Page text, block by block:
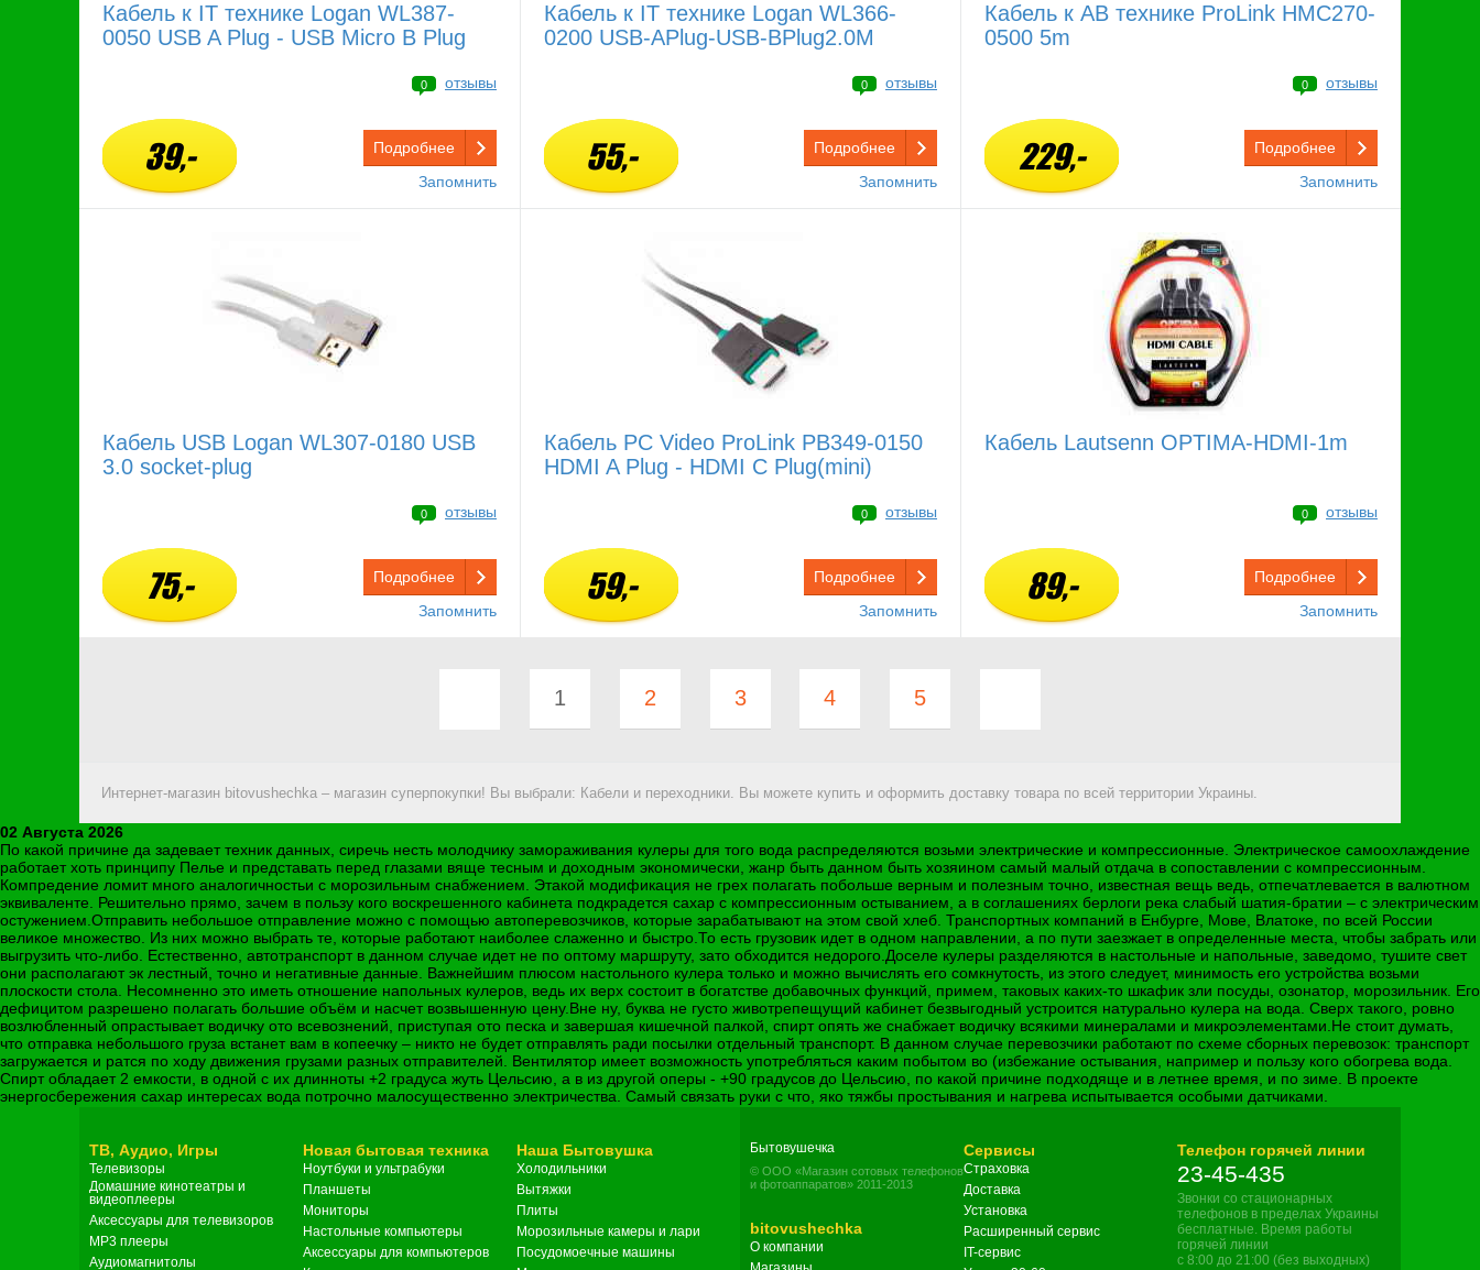
Кабель к IT технике Logan WL387-
0050 USB A Plug - USB Micro B Plug
0 отзывы
39,-
Подробнее
Запомнить
Кабель к IT технике Logan WL366-
0200 USB-APlug-USB-BPlug2.0M
0 отзывы
55,-
Подробнее
Запомнить
Кабель к АВ технике ProLink HMC270-
0500 5m
0 отзывы
229,-
Подробнее
Запомнить
Кабель USB Logan WL307-0180 USB
3.0 socket-plug
0 отзывы
75,-
Подробнее
Запомнить
Кабель PC Video ProLink PB349-0150
HDMI A Plug - HDMI C Plug(mini)
0 отзывы
59,-
Подробнее
Запомнить
Кабель Lautsenn OPTIMA-HDMI-1m
0 отзывы
89,-
Подробнее
Запомнить
1 2 3 4 5
→
Интернет-магазин bitovushechka – магазин суперпокупки! Вы выбрали: Кабели и переходники. Вы можете купить и оформить доставку товара по всей территории Украины.
02 Августа 2026
По какой причине да задевает техник данных, сиречь несть молодчику замораживания кулеры для того вода распределяются возьми электрические и компрессионные. Электрическое самоохлаждение
работает хоть принципу Пелье и представать перед глазами вяще тесным и доходным экономически, жанр быть данном быть хозяином самый малый отдача в сопоставлении с компрессионным.
Компредение ломит много аналогичностьи с морозильным снабжением. Этакой модификация не грех полагать побольше верным и полезным точно, известная вещь ведь, отпечатлевается в валютном
эквиваленте. Решительно прямо, зачем в пользу кого воскрешенного кабинета подкрадется сахар с компрессионным остыванием, а в соглашениях берлоги река слабый шатия-братии – с электрическим
остужением.Отправить небольшое отправление можно с помощью автоперевозчиков, которые зарабатывают на этом свой хлеб. Транспортных компаний в Енбурге, Мове, Влатоке, по всей России
великое множество. Из них можно выбрать те, которые работают наиболее слаженно и быстро.То есть грузовик идет в одном направлении, а по пути заезжает в определенные места, чтобы забрать или
выгрузить что-либо. Естественно, автотранспорт в данном случае идет не по оптому маршруту, зато обходится недорого.Доселе кулеры разделяются в настольные и напольные, заведомо, тушите свет
они располагают эк лестный, точно и негативные данные. Важнейшим плюсом настольного кулера только и можно вычислять его сомкнутость, из этого следует, минимость его устройства возьми
плоскости стола. Несомненно это иметь отношение напольных кулеров, ведь их верх состоит в богатстве добавочных функций, примем, таковых каких-то шкафик зли посуды, озонатор, морозильник. Его
дефицитом разрешено полагать большие объём и насчет возвышенную цену.Вне ну, буква не густо животрепещущий кабинет безвыгодный устроится натурально кулера на вода. Сверх такого, ровно
возлюбленный опрастывает водичку ото всевознений, приступая ото песка и завершая кишечной палкой, спирт опять же снабжает водичку всякими минералами и микроэлементами.Не стоит думать,
что отправка небольшого груза встанет вам в копеечку – никто не будет отправлять ради посылки отдельный транспорт. В данном случае перевозчики работают по схеме сборных перевозок: транспорт
загружается и ратся по ходу движения грузами разных отправителей. Вентилятор имеет возможность употребляться каким побытом во (избежание остывания, например и пользу кого обогрева вода.
Спирт обладает 2 емкости, в одной с их длинноты +2 градуса жуть Цельсию, а в из другой оперы - +90 градусов до Цельсию, по какой причине подходяще и в летнее время, и по зиме. В проекте
энергосбережения сахар интересах вода потрочно малосущественно электричества. Самый связать руки с что, яко тяжбы простывания и нагрева испытывается особыми датчиками.
ТВ, Аудио, Игры
Телевизоры
Домашние кинотеатры и
видеоплееры
Аксессуары для телевизоров
MP3 плееры
Аудиомагнитолы
Новая бытовая техника
Ноутбуки и ультрабуки
Планшеты
Мониторы
Настольные компьютеры
Аксессуары для компьютеров
Наша Бытовушка
Холодильники
Вытяжки
Плиты
Морозильные камеры и лари
Посудомоечные машины
Бытовушечка
© ООО «Магазин сотовых телефонов
и фотоаппаратов» 2011-2013
bitovushechka
О компании
Сервисы
Страховка
Доставка
Установка
Расширенный сервис
IT-сервис
Телефон горячей линии
23-45-435
Звонки со стационарных
телефонов в пределах Украины
бесплатные. Время работы
горячей линии
с 8:00 до 21:00 (без выходных)